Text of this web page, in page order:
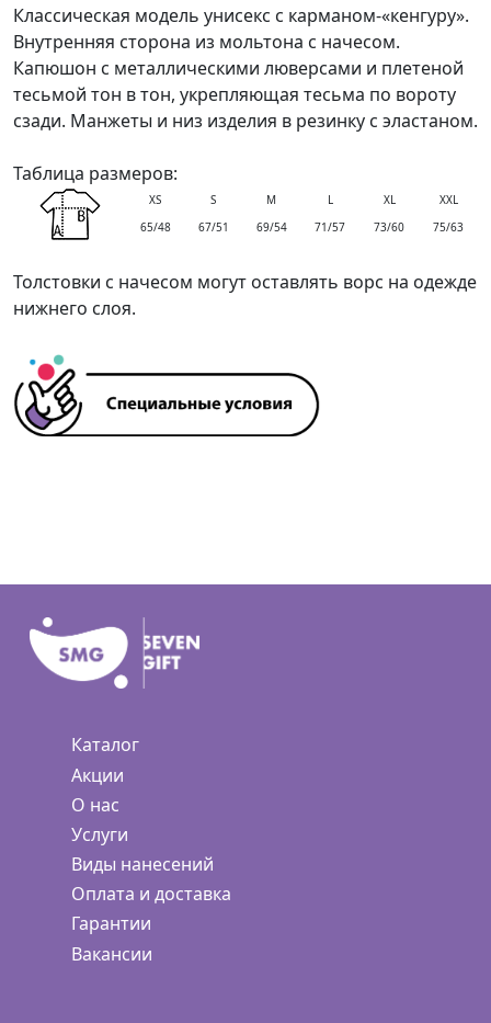
Классическая модель унисекс с карманом-«кенгуру».
Внутренняя сторона из мольтона с начесом.
Капюшон с металлическими люверсами и плетеной
тесьмой тон в тон, укрепляющая тесьма по вороту
сзади. Манжеты и низ изделия в резинку с эластаном.
Таблица размеров:
XS S M L XL
XXL
65/48
67/51 69/54 71/57 73/60 75/63
Толстовки с начесом могут оставлять ворс на одежде
нижнего слоя.
Каталог
Акции
О нас
Услуги
Виды нанесений
Оплата и доставка
Гарантии
Вакансии